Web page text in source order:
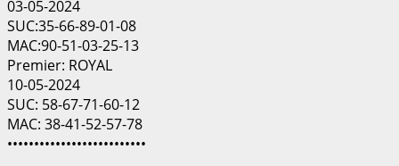
03-05-2024
SUC:35-66-89-01-08
MAC:90-51-03-25-13
Premier: ROYAL
10-05-2024
SUC: 58-67-71-60-12
MAC: 38-41-52-57-78
••••••••••••••••••••••••••